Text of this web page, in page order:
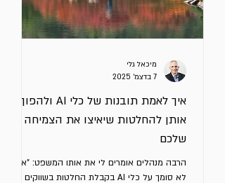
איך לאמת תובנות של כלי AI ולהפוך
אותן להחלטות שיאיצו את הצמיחה
שלכם
הרבה מנהלים אומרים לי את אותו המשפט: "אני
לא סומך על כלי AI בקבלת החלטות בשווקים
מיכאל גלי
7 בדצמ׳ 2025